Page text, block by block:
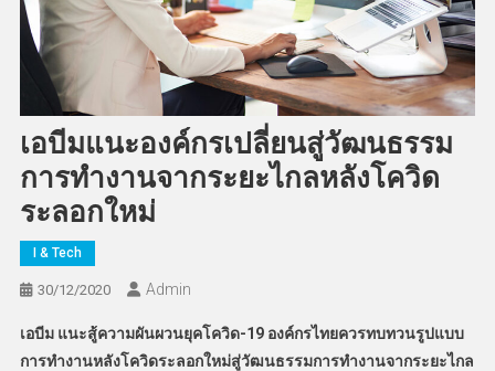
เอบีมแนะองค์กรเปลี่ยนสู่วัฒนธรรม
การทำงานจากระยะไกลหลังโควิด
ระลอกใหม่
I & Tech
30/12/2020 Admin
เอบีม แนะสู้ความผันผวนยุคโควิด-19 องค์กรไทยควรทบทวนรูปแบบ
การทำงานหลังโควิดระลอกใหม่สู่วัฒนธรรมการทำงานจากระยะไกล